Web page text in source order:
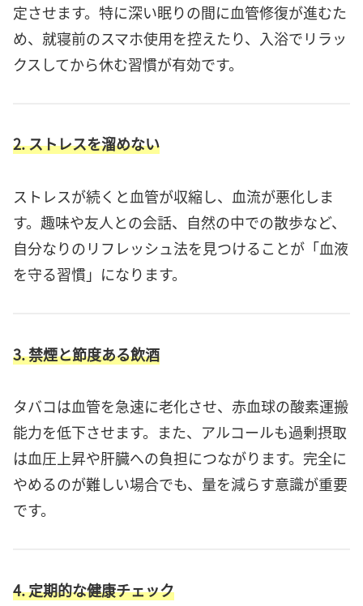
定させます。特に深い眠りの間に血管修復が進むた
め、就寝前のスマホ使用を控えたり、入浴でリラッ
クスしてから休む習慣が有効です。
2. ストレスを溜めない
ストレスが続くと血管が収縮し、血流が悪化しま
す。趣味や友人との会話、自然の中での散歩など、
自分なりのリフレッシュ法を見つけることが「血液
を守る習慣」になります。
3. 禁煙と節度ある飲酒
タバコは血管を急速に老化させ、赤血球の酸素運搬
能力を低下させます。また、アルコールも過剰摂取
は血圧上昇や肝臓への負担につながります。完全に
やめるのが難しい場合でも、量を減らす意識が重要
です。
4. 定期的な健康チェック